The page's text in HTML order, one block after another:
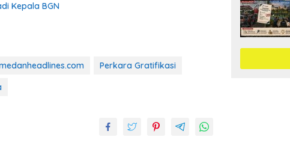
Kepala BGN
Perkara Gratifikasi